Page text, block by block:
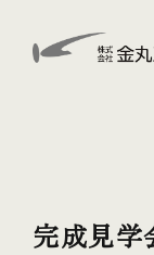
完成見学